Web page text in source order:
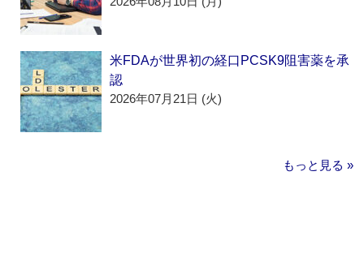
米FDAが世界初の経口PCSK9阻害薬を承
認
2026年07月21日 (火)
もっと見る »